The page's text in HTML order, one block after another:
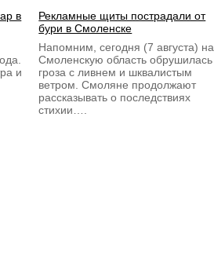
в
и
Рекламные щиты пострадали от
бури в Смоленске
Напомним, сегодня (7 августа) на
Смоленскую область обрушилась
гроза с ливнем и шквалистым
ветром. Смоляне продолжают
рассказывать о последствиях
стихии….